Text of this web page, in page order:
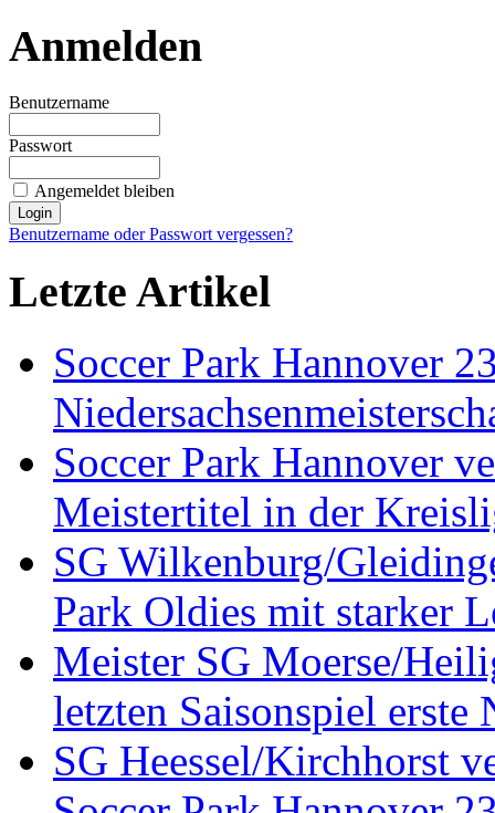
Anmelden
Benutzername
Passwort
Angemeldet bleiben
Benutzername oder Passwort vergessen?
Letzte Artikel
Soccer Park Hannover
Soccer Park Hannover
Meistertitel in der
SG Wilkenburg/
Park Oldies mit starker
Meister SG Moerse/
letzten Saisonspiel erste
SG Heessel/Kirchhorst